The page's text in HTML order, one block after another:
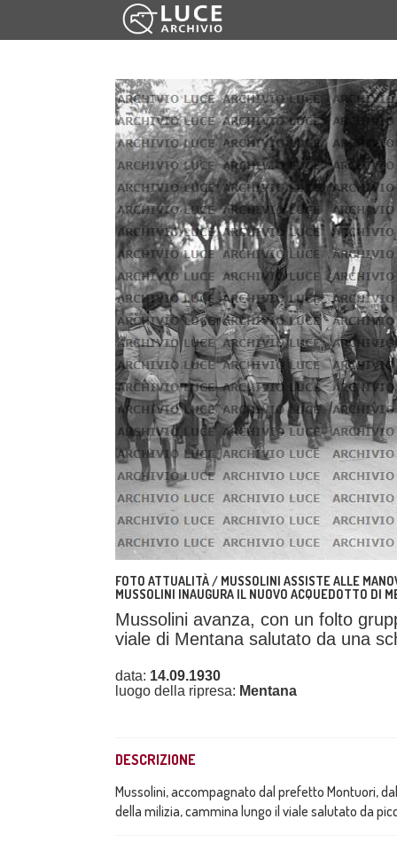
FOTO ATTUALITÀ / MUSSOLINI ASSISTE ALLE
MUSSOLINI INAUGURA IL NUOVO ACQUEDOTTO DI
Mussolini avanza, con un folto
viale di Mentana salutato da una
data: 14.09.1930
luogo della ripresa: Mentana
DESCRIZIONE
Mussolini, accompagnato dal prefetto Montuori,
della milizia, cammina lungo il viale salutato da